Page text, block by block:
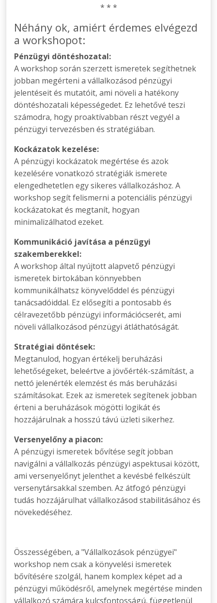
* * *
Néhány ok, amiért érdemes elvégezd
a workshopot:
Pénzügyi döntéshozatal:
A workshop során szerzett ismeretek segíthetnek
jobban megérteni a vállalkozásod pénzügyi
jelentéseit és mutatóit, ami növeli a hatékony
döntéshozatali képességedet. Ez lehetővé teszi
számodra, hogy proaktívabban részt vegyél a
pénzügyi tervezésben és stratégiában.
Kockázatok kezelése:
A pénzügyi kockázatok megértése és azok
kezelésére vonatkozó stratégiák ismerete
elengedhetetlen egy sikeres vállalkozáshoz. A
workshop segít felismerni a potenciális pénzügyi
kockázatokat és megtanít, hogyan
minimalizálhatod ezeket.
Kommunikáció javítása a pénzügyi
szakemberekkel:
A workshop által nyújtott alapvető pénzügyi
ismeretek birtokában könnyebben
kommunikálhatsz könyvelőddel és pénzügyi
tanácsadóiddal. Ez elősegíti a pontosabb és
célravezetőbb pénzügyi információcserét, ami
növeli vállalkozásod pénzügyi átláthatóságát.
Stratégiai döntések:
Megtanulod, hogyan értékelj beruházási
lehetőségeket, beleértve a jövőérték-számítást, a
nettó jelenérték elemzést és más beruházási
számításokat. Ezek az ismeretek segítenek jobban
érteni a beruházások mögötti logikát és
hozzájárulnak a hosszú távú üzleti sikerhez.
Versenyelőny a piacon:
A pénzügyi ismeretek bővítése segít jobban
navigálni a vállalkozás pénzügyi aspektusai között,
ami versenyelőnyt jelenthet a kevésbé felkészült
versenytársakkal szemben. Az átfogó pénzügyi
tudás hozzájárulhat vállalkozásod stabilitásához és
növekedéséhez.
Összességében, a "Vállalkozások pénzügyei"
workshop nem csak a könyvelési ismeretek
bővítésére szolgál, hanem komplex képet ad a
pénzügyi működésről, amelynek megértése minden
vállalkozó számára kulcsfontosságú, függetlenül